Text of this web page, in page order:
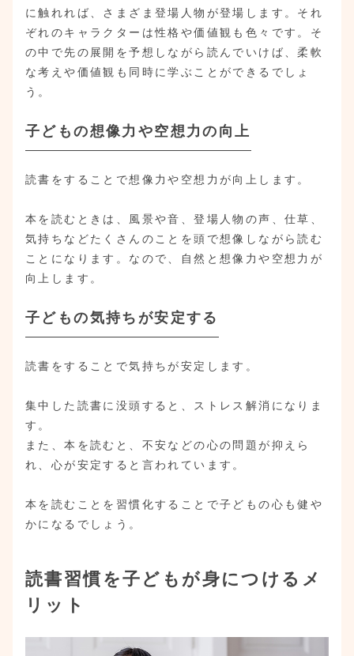
に触れれば、さまざま登場人物が登場します。それ
ぞれのキャラクターは性格や価値観も色々です。そ
の中で先の展開を予想しながら読んでいけば、柔軟
な考えや価値観も同時に学ぶことができるでしょ
う。
子どもの想像力や空想力の向上
読書をすることで想像力や空想力が向上します。
本を読むときは、風景や音、登場人物の声、仕草、
気持ちなどたくさんのことを頭で想像しながら読む
ことになります。なので、自然と想像力や空想力が
向上します。
子どもの気持ちが安定する
読書をすることで気持ちが安定します。
集中した読書に没頭すると、ストレス解消になりま
す。
また、本を読むと、不安などの心の問題が抑えら
れ、心が安定すると言われています。
本を読むことを習慣化することで子どもの心も健や
かになるでしょう。
読書習慣を子どもが身につけるメ
リット